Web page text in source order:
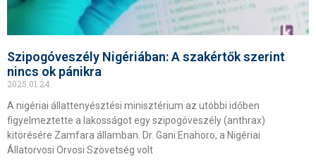
Szipogóveszély Nigériában: A szakértők szerint
nincs ok pánikra
2025.01.24.
A nigériai állattenyésztési minisztérium az utóbbi időben
figyelmeztette a lakosságot egy szipogóveszély (anthrax)
kitörésére Zamfara államban. Dr. Gani Enahoro, a Nigériai
Állatorvosi Orvosi Szövetség volt